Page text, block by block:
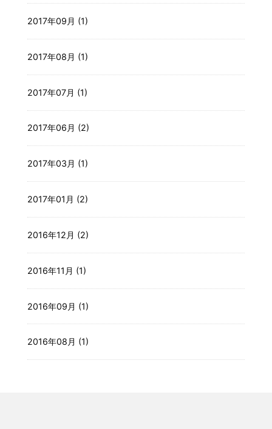
2017年09月 (1)
2017年08月 (1)
2017年07月 (1)
2017年06月 (2)
2017年03月 (1)
2017年01月 (2)
2016年12月 (2)
2016年11月 (1)
2016年09月 (1)
2016年08月 (1)